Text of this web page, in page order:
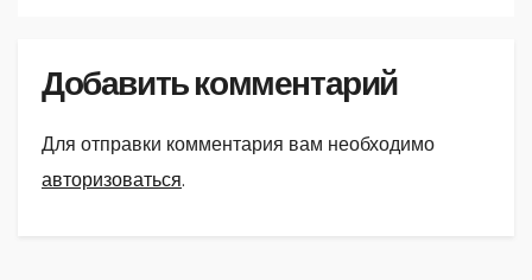
Добавить комментарий
Для отправки комментария вам необходимо
авторизоваться.